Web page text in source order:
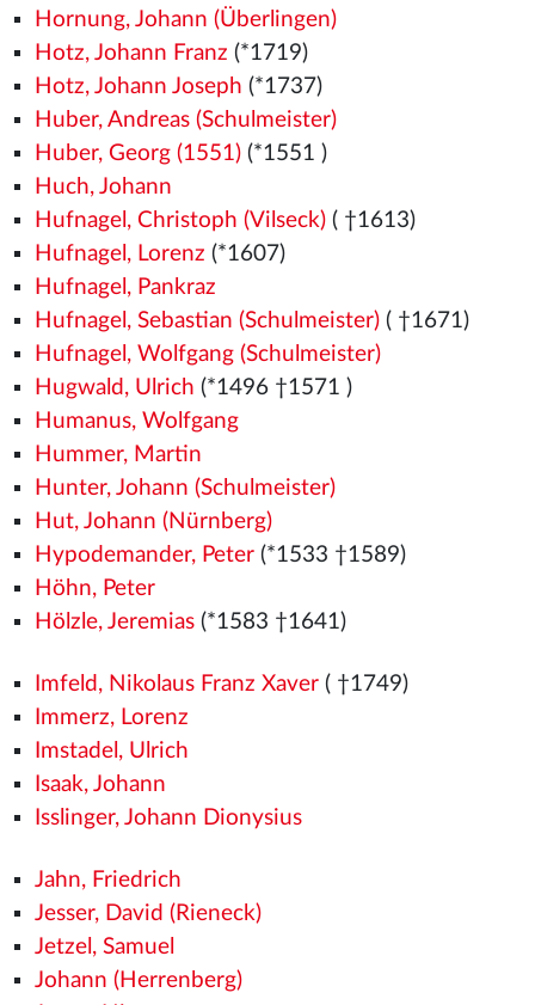
Hornung, Johann (Überlingen)
Hotz, Johann Franz (*1719)
Hotz, Johann Joseph (*1737)
Huber, Andreas (Schulmeister)
Huber, Georg (1551)(*1551 )
Huch, Johann
Hufnagel, Christoph (Vilseck)( †1613)
Hufnagel, Lorenz (*1607)
Hufnagel, Pankraz
Hufnagel, Sebastian (Schulmeister)( †1671)
Hufnagel, Wolfgang (Schulmeister)
Hugwald, Ulrich (*1496 †1571 )
Humanus, Wolfgang
Hummer, Martin
Hunter, Johann (Schulmeister)
Hut, Johann (Nürnberg)
Hypodemander, Peter(*1533 †1589)
Höhn, Peter
Hölzle, Jeremias(*1583 †1641)
Imfeld, Nikolaus Franz Xaver( †1749)
Immerz, Lorenz
Imstadel, Ulrich
Isaak, Johann
Isslinger, Johann Dionysius
Jahn, Friedrich
Jesser, David (Rieneck)
Jetzel, Samuel
Johann (Herrenberg)